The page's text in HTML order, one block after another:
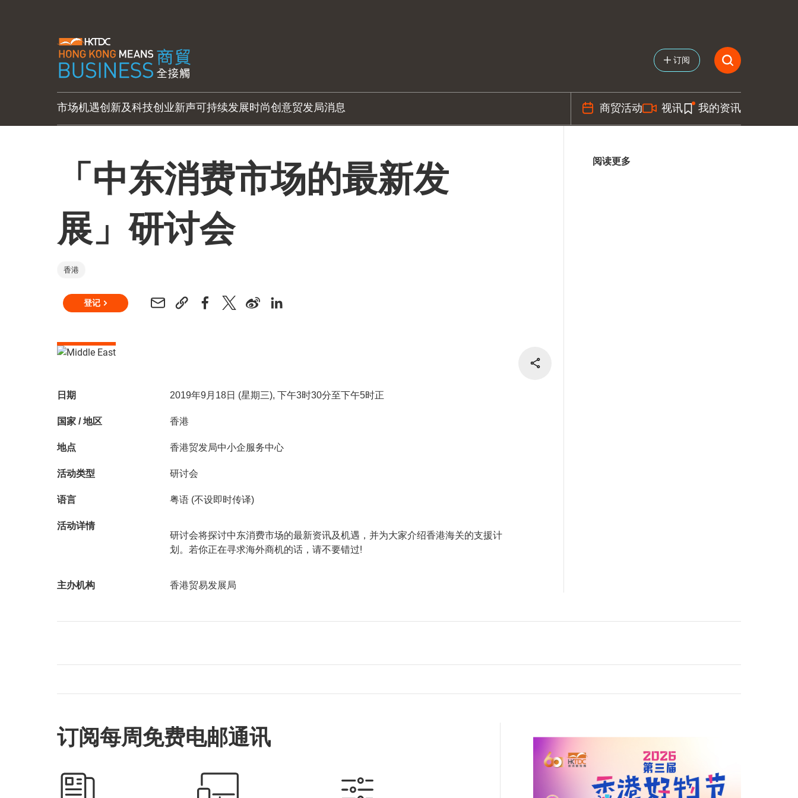
订阅
市场机遇创新及科技创业新声可持续发展时尚创意贸发局消息 商贸活动 视讯 我的资讯
「中东消费市场的最新发
展」研讨会
香港
登记
日期 2019年9月18日 (星期三), 下午3时30分至下午5时正
国家 / 地区 香港
地点 香港贸发局中小企服务中心
活动类型 研讨会
语言 粤语 (不设即时传译)
活动详情
研讨会将探讨中东消费市场的最新资讯及机遇，并为大家介绍香港海关的支援计
划。若你正在寻求海外商机的话，请不要错过!
主办机构 香港贸易发展局
阅读更多
订阅每周免费电邮通讯